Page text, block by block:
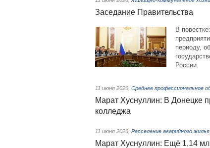
Заседание Правительства
В
периоду,
России.
11 июня 2026 Среднее профессиональное
Марат Хуснуллин: В Донецке
колледжа
11 июня 2026 Расселение аварийного жилья
Марат Хуснуллин: Ещё 1,14